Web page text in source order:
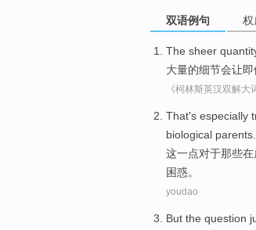
双语例句 权
The sheer
大量的细节会让
《柯林斯英汉双解大
That's especially
biological parents
这一点对于那些在
困惑。
youdao
But the question